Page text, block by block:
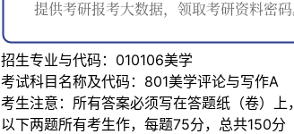
招生专业与代码：010106美学
考试科目名称及代码：801美学评论与写作A
考生注意：所有答案必须写在答题纸（卷）上
以下两题所有考生作，每题75分，总共150分